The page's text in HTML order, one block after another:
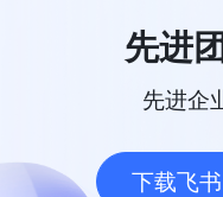
先进
先进企
下载飞书